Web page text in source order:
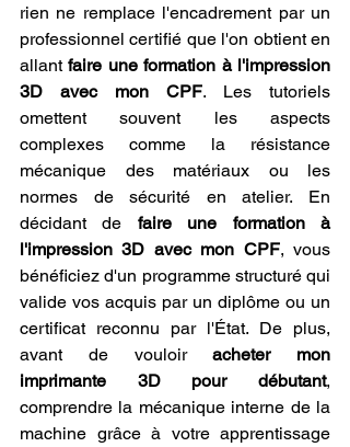
rien ne remplace l'encadrement par un
professionnel certifié que l'on obtient en
allant faire une formation à l'impression
3D avec mon CPF. Les tutoriels
omettent souvent les aspects
complexes comme la résistance
mécanique des matériaux ou les
normes de sécurité en atelier. En
décidant de faire une formation à
l'impression 3D avec mon CPF, vous
bénéficiez d'un programme structuré qui
valide vos acquis par un diplôme ou un
certificat reconnu par l'État. De plus,
avant de vouloir acheter mon
imprimante 3D pour débutant,
comprendre la mécanique interne de la
machine grâce à votre apprentissage